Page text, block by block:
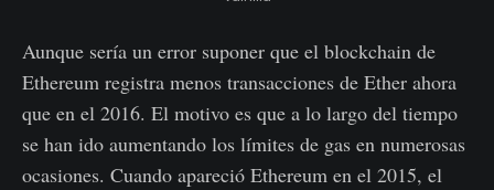
Aunque sería un error suponer que el blockchain de
Ethereum registra menos transacciones de Ether ahora
que en el 2016. El motivo es que a lo largo del tiempo
se han ido aumentando los límites de gas en numerosas
ocasiones. Cuando apareció Ethereum en el 2015, el